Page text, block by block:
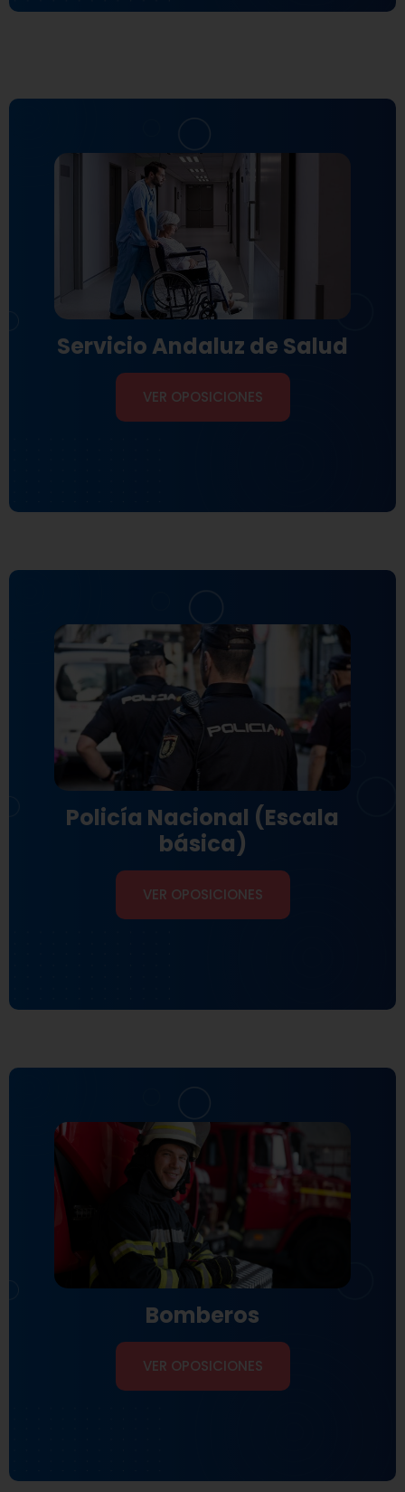
Servicio Andaluz de Salud
VER OPOSICIONES
Policía Nacional (Escala
básica)
VER OPOSICIONES
Bomberos
VER OPOSICIONES